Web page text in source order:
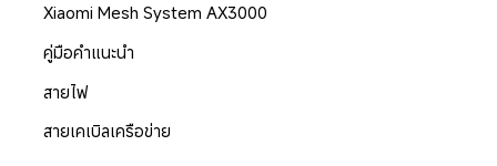
Xiaomi Mesh System AX3000
คู่มือคำแนะนำ
สายไฟ
สายเคเบิลเครือข่าย